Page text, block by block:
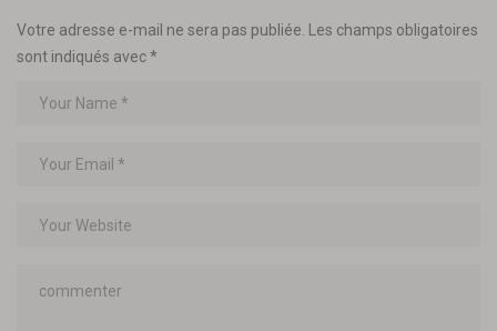
Votre adresse e-mail ne sera pas publiée.
Les champs obligatoires
sont indiqués avec*